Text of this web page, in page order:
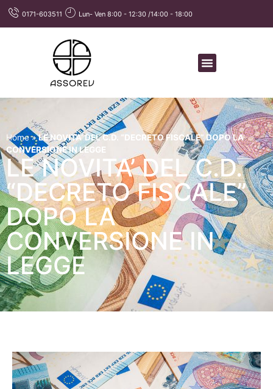
0171-603511 Lun- Ven 8:00 - 12:30 /14:00 - 18:00
Home»LE NOVITA’ DEL C.D. “DECRETO FISCALE” DOPO LA
CONVERSIONE IN LEGGE
LE NOVITA’ DEL C.D.
“DECRETO FISCALE”
DOPO LA
CONVERSIONE IN
LEGGE